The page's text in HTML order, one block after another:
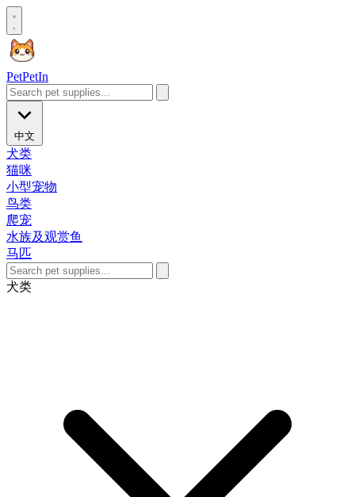
PetPetIn
中文
犬类
猫咪
小型宠物
鸟类
爬宠
水族及观赏鱼
马匹
犬类